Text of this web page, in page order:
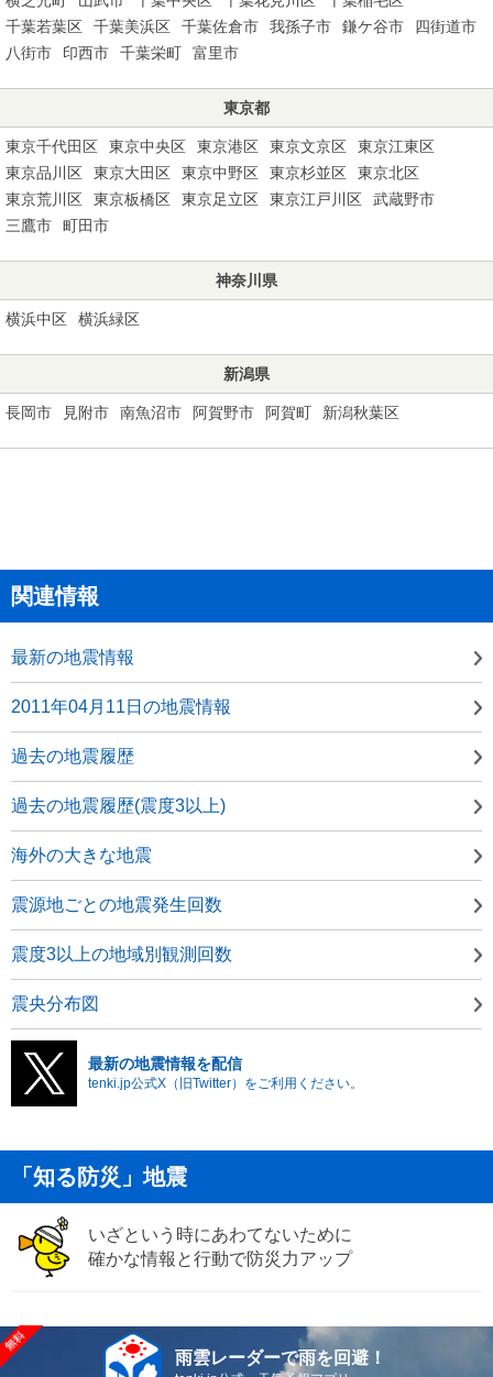
千葉若葉区
千葉美浜区 千葉佐倉市 我孫子市 鎌ケ谷市
四街道市
八街市
印西市 千葉栄町 富里市
東京都
東京千代田区 東京中央区 東京港区 東京文京区
東京江東区
東京品川区
東京大田区 東京中野区 東京杉並区
東京北区
東京荒川区
東京板橋区 東京足立区 東京江戸川区
武蔵野市
三鷹市
町田市
神奈川県
横浜中区 横浜緑区
新潟県
長岡市 見附市 南魚沼市 阿賀野市 阿賀町 新潟秋葉区
関連情報
最新の地震情報
2011年04月11日の地震情報
過去の地震履歴
過去の地震履歴(震度3以上)
海外の大きな地震
震源地ごとの地震発生回数
震度3以上の地域別観測回数
震央分布図
最新の地震情報を配信
tenki.jp公式X（旧Twitter）をご利用ください。
「知る防災」地震
いざという時にあわてないために
確かな情報と行動で防災力アップ
雨雲レーダーで雨を回避！